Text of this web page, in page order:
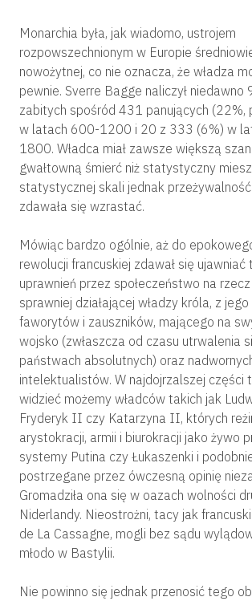
Monarchia była, jak wiadomo, ustrojem
rozpowszechnionym w Europie
nowożytnej, co nie oznacza, że władza
pewnie. Sverre Bagge naliczył niedawno
zabitych spośród 431 panujących (22%,
w latach 600-1200 i 20 z 333 (6%) w
1800. Władca miał zawsze większą
gwałtowną śmierć niż statystyczny
statystycznej skali jednak
zdawała się wzrastać.
Mówiąc bardzo ogólnie, aż do
rewolucji francuskiej zdawał się
uprawnień przez społeczeństwo na
sprawniej działającej władzy króla, z
faworytów i zauszników, mającego na
wojsko (zwłaszcza od czasu utrwalenia
państwach absolutnych) oraz
intelektualistów. W najdojrzalszej części
widzieć możemy władców takich jak
Fryderyk II czy Katarzyna II, których
arystokracji, armii i biurokracji jako żywo
systemy Putina czy Łukaszenki i
postrzegane przez ówczesną opinię
Gromadziła ona się w oazach wolności
Niderlandy. Nieostrożni, tacy jak
de La Cassagne, mogli bez sądu
młodo w Bastylii.
Nie powinno się jednak przenosić tego